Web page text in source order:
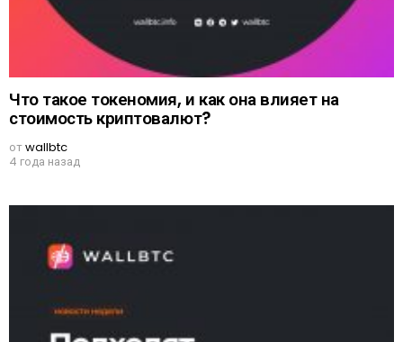
Что такое токеномия, и как она влияет на
стоимость криптовалют?
отwallbtc
4 года назад